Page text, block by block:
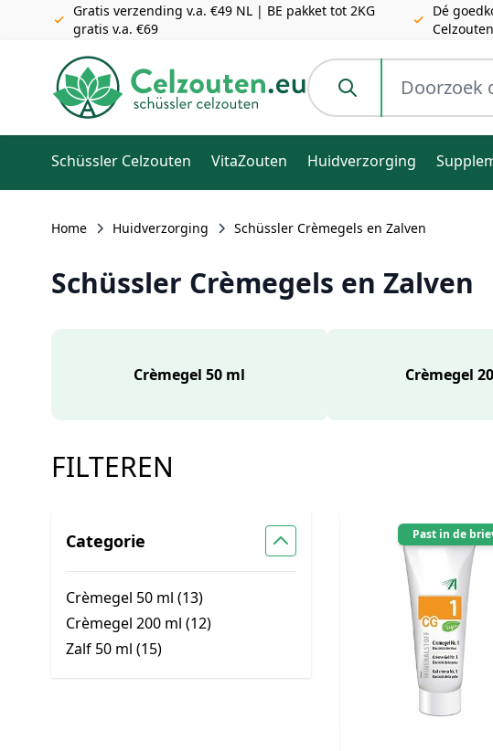
Gratis verzending v.a. €49 NL | BE pakket tot 2KG
gratis v.a. €69
Dé
Celzouten
Doorzoek de hele winkel
Schüssler Celzouten VitaZouten Huidverzorging
Home Huidverzorging Schüssler Crèmegels en Zalven
Schüssler Crèmegels en Zalven
Crèmegel 50 ml Crèmegel
FILTEREN
Categorie
Crèmegel 50 ml (13)
Crèmegel 200 ml (12)
Zalf 50 ml (15)
Past in de